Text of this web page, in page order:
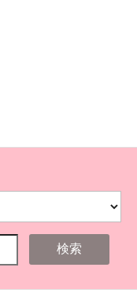
検索